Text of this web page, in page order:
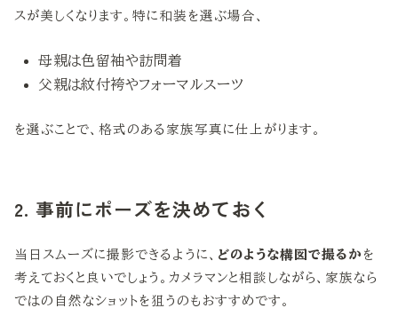
スが美しくなります。特に和装を選ぶ場合、
母親は色留袖や訪問着
父親は紋付袴やフォーマルスーツ
を選ぶことで、格式のある家族写真に仕上がります。
2. 事前にポーズを決めておく
当日スムーズに撮影できるように、 どのような構図で撮るか を
考えておくと良いでしょう。カメラマンと相談しながら、家族なら
ではの自然なショットを狙うのもおすすめです。